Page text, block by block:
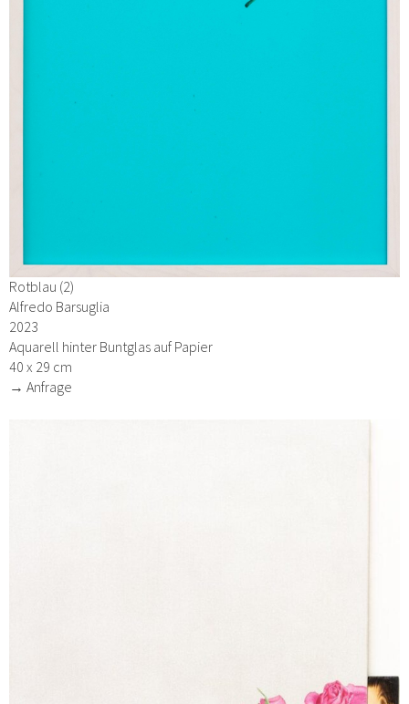
Rotblau (2)
Alfredo Barsuglia
2023
Aquarell hinter Buntglas auf Papier
40 x 29 cm
→ Anfrage